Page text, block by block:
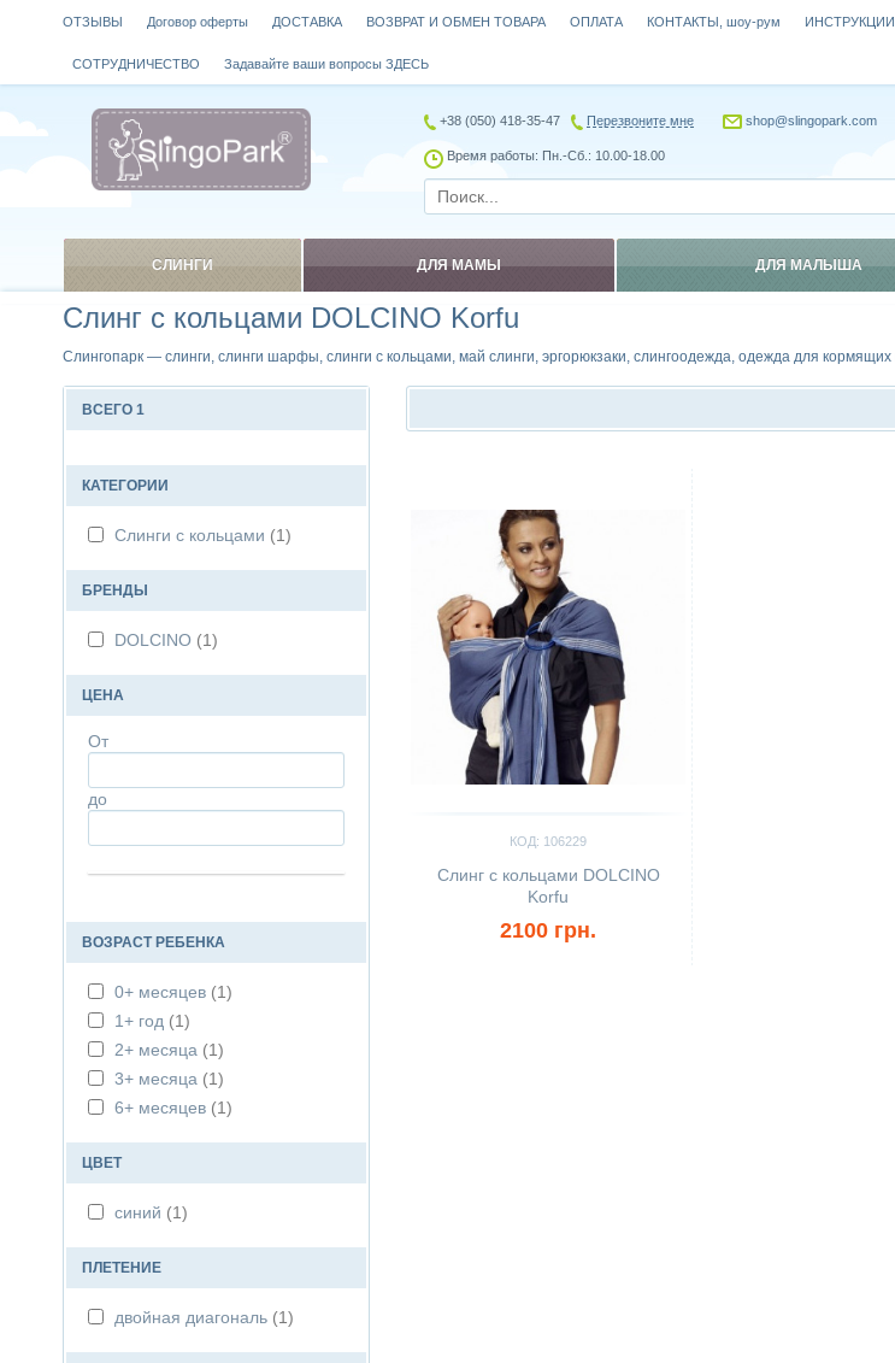
Слинг с кольцами DOLCINO Korfu
Слингопарк — слинги, слинги шарфы, слинги с кольцами, май слинги, эргорюкзаки, слингоодежда, одежда для
ВСЕГО 1
КАТЕГОРИИ
Слинги с кольцами (1)
БРЕНДЫ
DOLCINO (1)
ЦЕНА
От
до
ВОЗРАСТ РЕБЕНКА
0+ месяцев (1)
1+ год (1)
2+ месяца (1)
3+ месяца (1)
6+ месяцев (1)
ЦВЕТ
синий (1)
ПЛЕТЕНИЕ
двойная диагональ (1)
КОД: 106229
Слинг с кольцами DOLCINO
Korfu
2100 грн.
ОТЗЫВЫ Договор оферты ДОСТАВКА ВОЗВРАТ И ОБМЕН ТОВАРА ОПЛАТА КОНТАКТЫ, шоу-рум ИНСТРУКЦИИ
СОТРУДНИЧЕСТВО Задавайте ваши вопросы ЗДЕСЬ
+38 (050) 418-35-47 Перезвоните мне shop@slingopark.com
Время работы: Пн.-Сб.: 10.00-18.00
СЛИНГИ ДЛЯ МАМЫ ДЛЯ МАЛЫША